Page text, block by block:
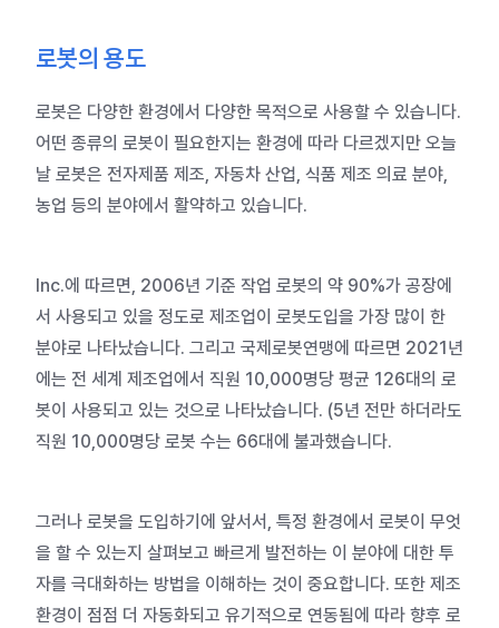
로봇의 용도
로봇은 다양한 환경에서 다양한 목적으로 사용할 수 있습니다.
어떤 종류의 로봇이 필요한지는 환경에 따라 다르겠지만 오늘
날 로봇은 전자제품 제조, 자동차 산업, 식품 제조 의료 분야,
농업 등의 분야에서 활약하고 있습니다.
Inc.에 따르면, 2006년 기준 작업 로봇의 약 90%가 공장에
서 사용되고 있을 정도로 제조업이 로봇도입을 가장 많이 한
분야로 나타났습니다. 그리고 국제로봇연맹에 따르면 2021년
에는 전 세계 제조업에서 직원 10,000명당 평균 126대의 로
봇이 사용되고 있는 것으로 나타났습니다. (5년 전만 하더라도
직원 10,000명당 로봇 수는 66대에 불과했습니다.
그러나 로봇을 도입하기에 앞서서, 특정 환경에서 로봇이 무엇
을 할 수 있는지 살펴보고 빠르게 발전하는 이 분야에 대한 투
자를 극대화하는 방법을 이해하는 것이 중요합니다. 또한 제조
환경이 점점 더 자동화되고 유기적으로 연동됨에 따라 향후 로